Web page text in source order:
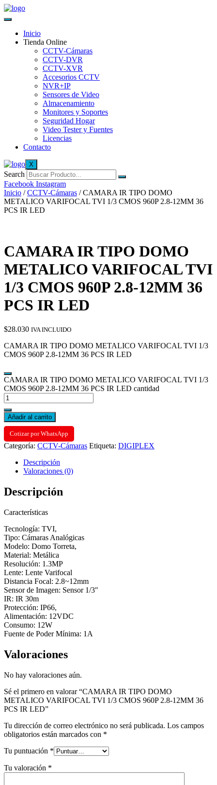
Inicio
Tienda Online
CCTV-Cámaras
CCTV-DVR
CCTV-XVR
Accesorios CCTV
NVR+IP
Sensores de Video
Almacenamiento
Monitores y Soportes
Seguridad Hogar
Video Tester y Fuentes
Licencias
Contacto
X
Search
Facebook Instagram
Inicio /CCTV-Cámaras / CAMARA IR TIPO DOMO
METALICO VARIFOCAL TVI 1/3 CMOS 960P 2.8-12MM 36
PCS IR LED
CAMARA IR TIPO DOMO
METALICO VARIFOCAL TVI
1/3 CMOS 960P 2.8-12MM 36
PCS IR LED
$28.030 IVA INCLUIDO
CAMARA IR TIPO DOMO METALICO VARIFOCAL TVI 1/3
CMOS 960P 2.8-12MM 36 PCS IR LED
CAMARA IR TIPO DOMO METALICO VARIFOCAL TVI 1/3
CMOS 960P 2.8-12MM 36 PCS IR LED cantidad
Añadir al carrito
Cotizar por WhatsApp
Categoría: CCTV-Cámaras Etiqueta: DIGIPLEX
Descripción
Valoraciones (0)
Descripción
Características
Tecnología: TVI,
Tipo: Cámaras Analógicas
Modelo: Domo Torreta,
Material: Metálica
Resolución: 1.3MP
Lente: Lente Varifocal
Distancia Focal: 2.8~12mm
Sensor de Imagen: Sensor 1/3″
IR: IR 30m
Protección: IP66,
Alimentación: 12VDC
Consumo: 12W
Fuente de Poder Mínima: 1A
Valoraciones
No hay valoraciones aún.
Sé el primero en valorar “CAMARA IR TIPO DOMO
METALICO VARIFOCAL TVI 1/3 CMOS 960P 2.8-12MM 36
PCS IR LED”
Tu dirección de correo electrónico no será publicada. Los campos
obligatorios están marcados con *
Tu puntuación *
Tu valoración *